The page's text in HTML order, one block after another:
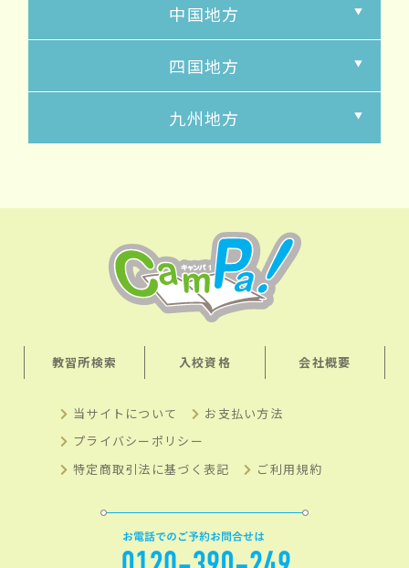
中国地方
四国地方
九州地方
教習所検索 入校資格 会社概要
当サイトについて
お支払い方法
プライバシーポリシー
特定商取引法に基づく表記
ご利用規約